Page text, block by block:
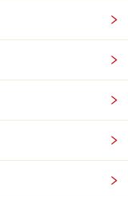
プレゼント
画に参加が可能に